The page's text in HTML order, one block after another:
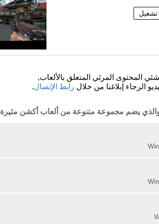
تشغيل
المحتوى المرئي المتعلق بالألعاب,
الرجاء إبلاغنا من خلال رابط الإتصال.
والذي يضم مجموعة متنوعة من ألعاب أكشن مثيرة